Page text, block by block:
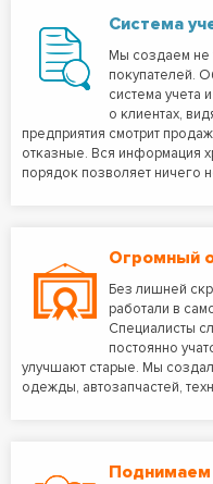
Система
Мы создаем не
покупателей.
система учета
о клиентах,
предприятия смотрит
отказные. Вся информация
порядок позволяет ничего
Огромный
Без лишней
работали в
Специалисты
постоянно
улучшают старые. Мы
одежды, автозапчастей,